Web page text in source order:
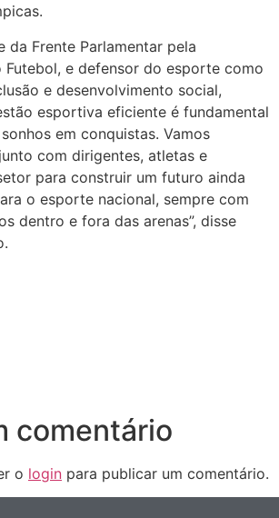
da Frente Parlamentar pela
Futebol, e defensor do esporte como
e desenvolvimento social,
esportiva eficiente é fundamental
em conquistas. Vamos
com dirigentes, atletas e
para construir um futuro ainda
o esporte nacional, sempre com
dentro e fora das arenas”, disse
comentário
o login para publicar um comentário.